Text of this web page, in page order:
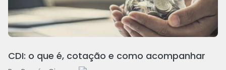
CDI: o que é, cotação e como acompanhar